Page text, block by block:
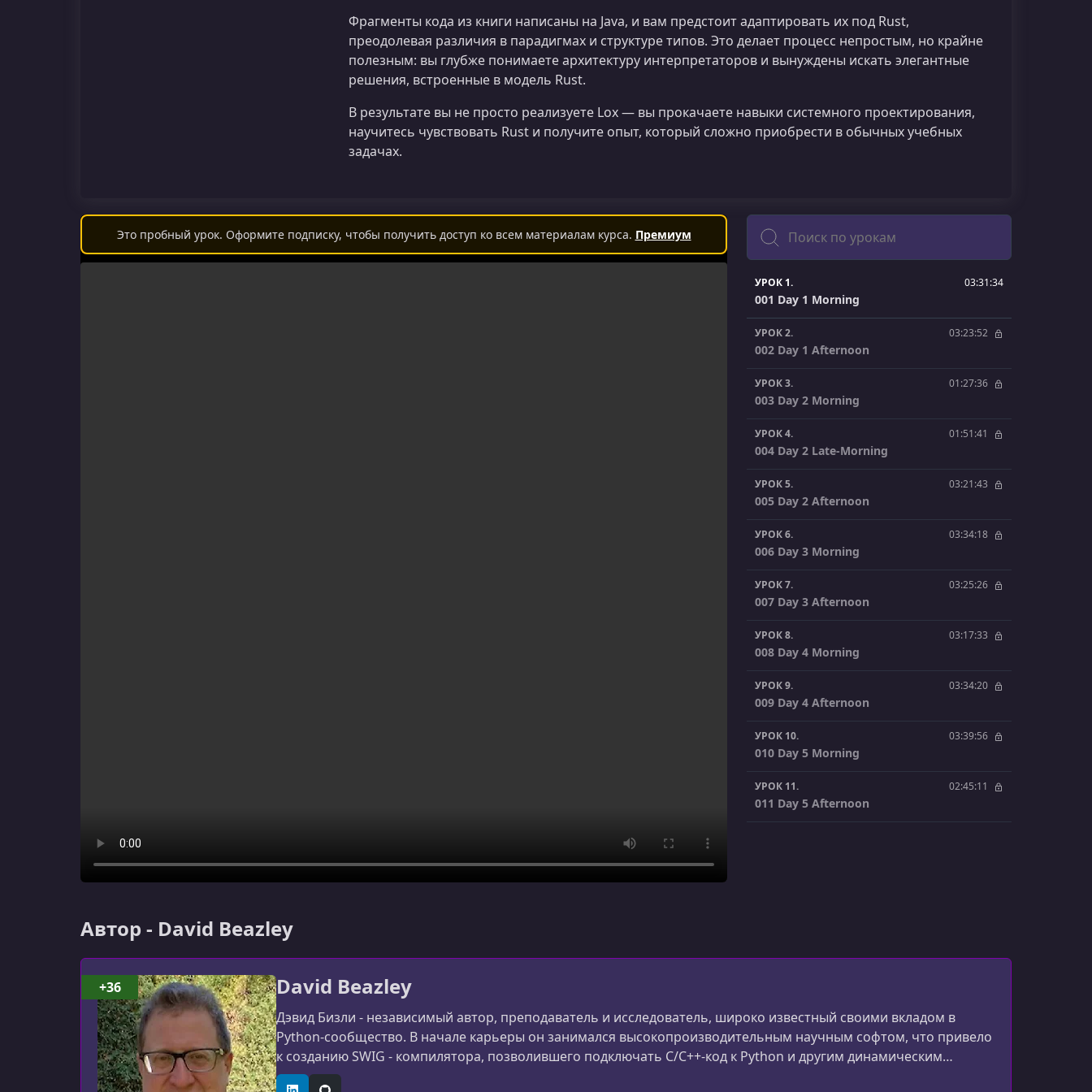
Фрагменты кода из книги написаны на Java, и вам предстоит адаптировать их под Rust,
преодолевая различия в парадигмах и структуре типов. Это делает процесс непростым, но крайне
полезным: вы глубже понимаете архитектуру интерпретаторов и вынуждены искать элегантные
решения, встроенные в модель Rust.
В результате вы не просто реализуете Lox — вы прокачаете навыки системного проектирования,
научитесь чувствовать Rust и получите опыт, который сложно приобрести в обычных учебных
задачах.
Это пробный урок. Оформите подписку, чтобы получить доступ ко всем материалам курса. Премиум
Поиск
УРОК 1. 03:31:34
001 Day 1 Morning
УРОК 2. 03:23:52
002 Day 1 Afternoon
УРОК 3. 01:27:36
003 Day 2 Morning
УРОК 4. 01:51:41
004 Day 2 Late-Morning
УРОК 5. 03:21:43
005 Day 2 Afternoon
УРОК 6. 03:34:18
006 Day 3 Morning
УРОК 7. 03:25:26
007 Day 3 Afternoon
УРОК 8. 03:17:33
008 Day 4 Morning
УРОК 9. 03:34:20
009 Day 4 Afternoon
УРОК 10. 03:39:56
010 Day 5 Morning
УРОК 11. 02:45:11
011 Day 5 Afternoon
Автор - David Beazley
David Beazley
Дэвид Бизли - независимый автор, преподаватель и исследователь, широко известный своими вкладом в
Python-сообщество. В начале карьеры он занимался высокопроизводительным научным софтом, что привело
к созданию SWIG - компилятора, позволившего подключать C/C++-код к Python и другим динамическим
языкам. В 1999 году он написал Python Essential Reference - первую справочную книгу по Python.С 1998 по 2005
+36